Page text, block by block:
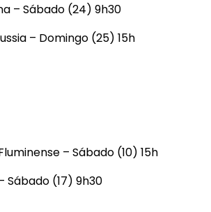
– Sábado (24) 9h30
– Domingo (25) 15h
– Sábado (10) 15h
Sábado (17) 9h30